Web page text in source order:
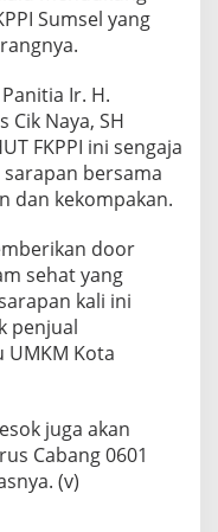
Sumsel yang
Ir. H.
Naya, SH
FKPPI ini sengaja
bersama
dan kekompakan.
door
sehat yang
kali ini
penjual
Kota
juga akan
Cabang 0601
(v)